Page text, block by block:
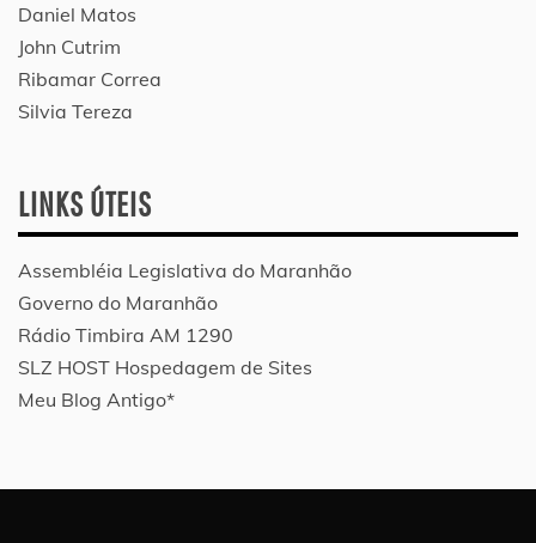
Daniel Matos
John Cutrim
Ribamar Correa
Silvia Tereza
LINKS ÚTEIS
Assembléia Legislativa do Maranhão
Governo do Maranhão
Rádio Timbira AM 1290
SLZ HOST Hospedagem de Sites
Meu Blog Antigo*